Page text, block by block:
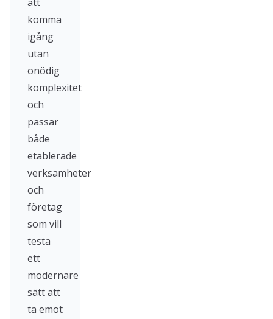
komma
igång
utan
onödig
komplexitet
och
passar
både
etablerade
verksamheter
och
företag
som vill
testa
ett
modernare
sätt att
ta emot